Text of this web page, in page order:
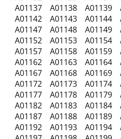
A01137 A01138 A01139
A01142 A01143 A01144
A01147 A01148 A01149
A01152 A01153 A01154
A01157 A01158 A01159
A01162 A01163 A01164
A01167 A01168 A01169
A01172 A01173 A01174
A01177 A01178 A01179
A01182 A01183 A01184
A01187 A01188 A01189
A01192 A01193 A01194